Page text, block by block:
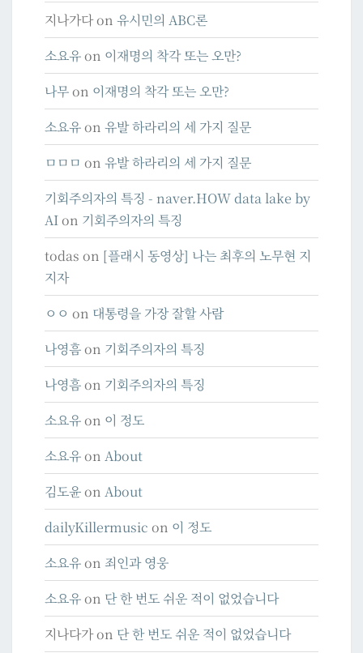
지나가다on 유시민의 ABC론
소요유on 이재명의 착각 또는 오만?
나무on 이재명의 착각 또는 오만?
소요유on 유발 하라리의 세 가지 질문
ㅁㅁㅁ on 유발 하라리의 세 가지 질문
기회주의자의 특징 - naver.HOW data lake by
AIon 기회주의자의 특징
todas on [플래시 동영상] 나는 최후의 노무현 지
지자
ㅇㅇ on 대통령을 가장 잘할 사람
나영흠on 기회주의자의 특징
나영흠on 기회주의자의 특징
소요유on 이 정도
소요유on About
김도윤on About
dailyKillermusic on 이 정도
소요유on 죄인과 영웅
소요유on 단 한 번도 쉬운 적이 없었습니다
지나다가on 단 한 번도 쉬운 적이 없었습니다